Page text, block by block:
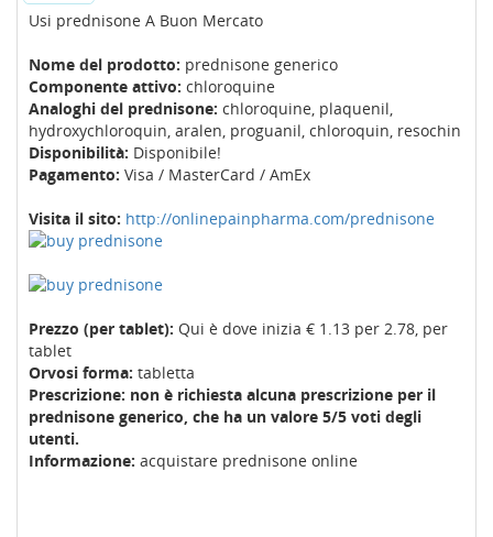
Usi prednisone A Buon Mercato
Nome del prodotto: prednisone generico
Componente attivo: chloroquine
Analoghi del prednisone: chloroquine, plaquenil,
hydroxychloroquin, aralen, proguanil, chloroquin, resochin
Disponibilità: Disponibile!
Pagamento: Visa / MasterCard / AmEx
Visita il sito: http://onlinepainpharma.com/prednisone
Prezzo (per tablet): Qui è dove inizia € 1.13 per 2.78, per
tablet
Orvosi forma: tabletta
Prescrizione: non è richiesta alcuna prescrizione per il
prednisone generico, che ha un valore 5/5 voti degli
utenti.
Informazione: acquistare prednisone online